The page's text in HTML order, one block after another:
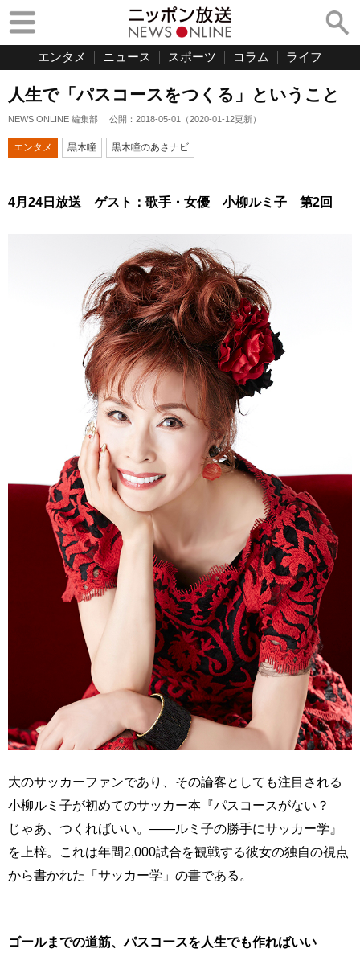
エンタメ ニュース スポーツ コラム ライフ
人生で「パスコースをつくる」ということ
NEWS ONLINE 編集部 公開： 2018-05-01 （2020-01-12更新）
エンタメ 黒木瞳 黒木瞳のあさナビ
4月24日放送 ゲスト：歌手・女優 小柳ルミ子 第2回
大のサッカーファンであり、その論客としても注目される
小柳ルミ子が初めてのサッカー本『パスコースがない？
じゃあ、つくればいい。——ルミ子の勝手にサッカー学』
を上梓。これは年間2,000試合を観戦する彼女の独自の視点
から書かれた「サッカー学」の書である。
ゴールまでの道筋、パスコースを人生でも作ればいい